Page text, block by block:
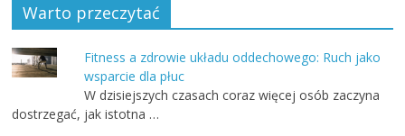
Warto przeczytać
Fitness a zdrowie układu oddechowego: Ruch jako
wsparcie dla płuc
W dzisiejszych czasach coraz więcej osób zaczyna
dostrzegać, jak istotna …